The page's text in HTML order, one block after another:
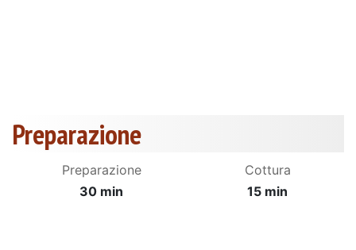
Preparazione
Preparazione
30 min
Cottura
15 min